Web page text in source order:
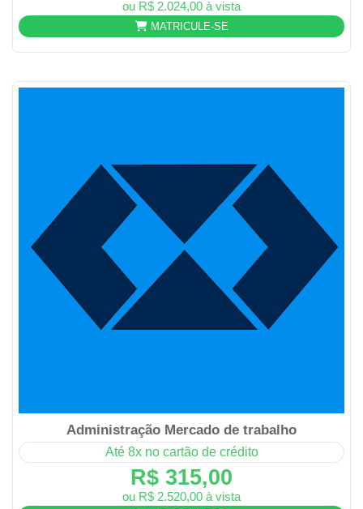
ou R$ 2.024,00 à vista
MATRICULE-SE
Administração Mercado de trabalho
Até 8x no cartão de crédito
R$ 315,00
ou R$ 2.520,00 à vista